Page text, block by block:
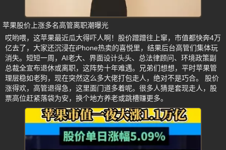
苹果股价上涨多名高管离职潮曝光
哎哟喂，这苹果最近瓜大得吓人啊！股价蹭蹭往上窜，市值都快奔4万
亿去了，大家还沉浸在iPhone热卖的喜悦里，结果后台高管们集体玩
消失。短短一周，AI老大、界面设计头头、总法律顾问、环境政策副
总裁全宣布退休或离职，这阵势十年难遇。兄弟们想想，平时苹果管
理层稳如老狗，现在突然这么多大佬打包走人，绝对不是巧合。 股价
涨得欢，高管退得急，这里面门道多着呢。很多人猜是套现走人，股
票高位赶紧落袋为安，换个地方养老或跳槽赚更多。